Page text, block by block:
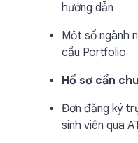
hướng dẫn
Một số ngành
cầu Portfolio
Hồ sơ cần
Đơn đăng ký
sinh viên qua